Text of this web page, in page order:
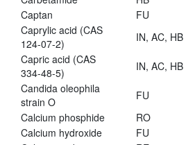
Captan
FU
Caprylic acid (CAS
124-07-2)
IN, AC, HB
Capric acid (CAS
334-48-5)
IN, AC, HB
Candida oleophila
strain O
FU
Calcium phosphide
RO
Calcium hydroxide
FU